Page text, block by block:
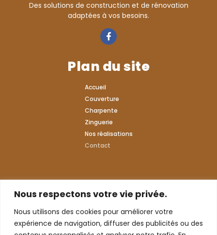
Nous respectons votre vie privée.
Nous utilisons des cookies pour améliorer votre
expérience de navigation, diffuser des publicités ou des
Des solutions de construction et de rénovation
adaptées à vos besoins.
Plan du site
Accueil
Couverture
Charpente
Zinguerie
Nos réalisations
Contact
Contact
NOUS APPELER
07 60 97 41 88